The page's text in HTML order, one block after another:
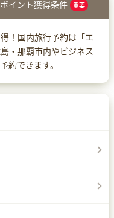
ポイント獲得条件 重要
！国内旅行予約は「エ
・那覇市内やビジネス
約できます。